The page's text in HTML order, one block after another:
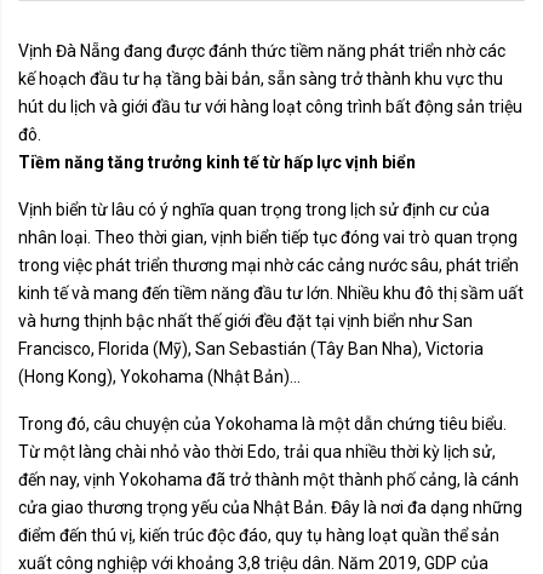
Vịnh Đà Nẵng đang được đánh thức tiềm năng phát triển nhờ các
kế hoạch đầu tư hạ tầng bài bản, sẵn sàng trở thành khu vực thu
hút du lịch và giới đầu tư với hàng loạt công trình bất động sản triệu
đô.
Tiềm năng tăng trưởng kinh tế từ hấp lực vịnh biển
Vịnh biển từ lâu có ý nghĩa quan trọng trong lịch sử định cư của
nhân loại. Theo thời gian, vịnh biển tiếp tục đóng vai trò quan trọng
trong việc phát triển thương mại nhờ các cảng nước sâu, phát triển
kinh tế và mang đến tiềm năng đầu tư lớn. Nhiều khu đô thị sầm uất
và hưng thịnh bậc nhất thế giới đều đặt tại vịnh biển như San
Francisco, Florida (Mỹ), San Sebastián (Tây Ban Nha), Victoria
(Hong Kong), Yokohama (Nhật Bản)…
Trong đó, câu chuyện của Yokohama là một dẫn chứng tiêu biểu.
Từ một làng chài nhỏ vào thời Edo, trải qua nhiều thời kỳ lịch sử,
đến nay, vịnh Yokohama đã trở thành một thành phố cảng, là cánh
cửa giao thương trọng yếu của Nhật Bản. Đây là nơi đa dạng những
điểm đến thú vị, kiến trúc độc đáo, quy tụ hàng loạt quần thể sản
xuất công nghiệp với khoảng 3,8 triệu dân. Năm 2019, GDP của